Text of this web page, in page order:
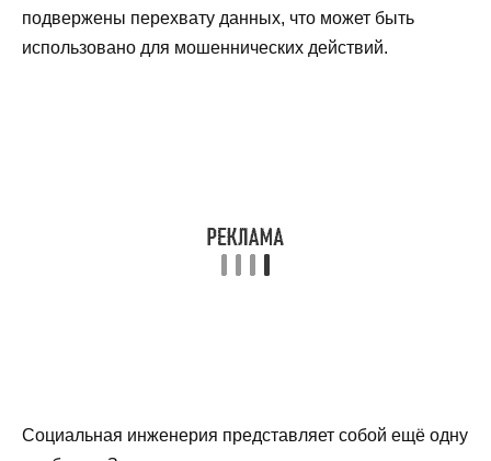
подвержены перехвату данных, что может быть
использовано для мошеннических действий.
Социальная инженерия представляет собой ещё одну